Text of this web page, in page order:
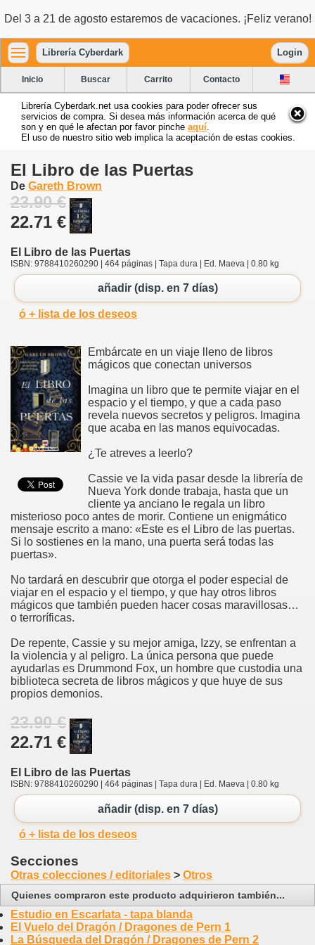
Del 3 a 21 de agosto estaremos de vacaciones. ¡Feliz verano!
Librería Cyberdark Login
Inicio Buscar Carrito Contacto
Librería Cyberdark.net usa cookies para poder ofrecer sus
servicios de compra. Si desea más información acerca de qué
son y en qué le afectan por favor pinche aquí
El uso de nuestro sitio web implica la aceptación de estas cookies.
El Libro de las Puertas
De Gareth Brown
23.90 €
22.71 €
El Libro de las Puertas
ISBN: 9788410260290 | 464 páginas | Tapa dura | Ed. Maeva | 0.80 kg
añadir (disp. en 7 días)
ó + lista de los deseos
Embárcate en un viaje lleno de libros
mágicos que conectan universos
Imagina un libro que te permite viajar en el
espacio y el tiempo, y que a cada paso
revela nuevos secretos y peligros. Imagina
que acaba en las manos equivocadas.
¿Te atreves a leerlo?
Cassie ve la vida pasar desde la librería de
Nueva York donde trabaja, hasta que un
cliente ya anciano le regala un libro
misterioso poco antes de morir. Contiene un enigmático
mensaje escrito a mano: «Este es el Libro de las puertas.
Si lo sostienes en la mano, una puerta será todas las
puertas».
No tardará en descubrir que otorga el poder especial de
viajar en el espacio y el tiempo, y que hay otros libros
mágicos que también pueden hacer cosas maravillosas…
o terroríficas.
De repente, Cassie y su mejor amiga, Izzy, se enfrentan a
la violencia y al peligro. La única persona que puede
ayudarlas es Drummond Fox, un hombre que custodia una
biblioteca secreta de libros mágicos y que huye de sus
propios demonios.
23.90 €
22.71 €
El Libro de las Puertas
ISBN: 9788410260290 | 464 páginas | Tapa dura | Ed. Maeva | 0.80 kg
añadir (disp. en 7 días)
ó + lista de los deseos
Secciones
Otras colecciones / editoriales > Otros
Quienes compraron este producto adquirieron también...
Estudio en Escarlata - tapa blanda
El Vuelo del Dragón / Dragones de Pern 1
La Búsqueda del Dragón / Dragones de Pern 2